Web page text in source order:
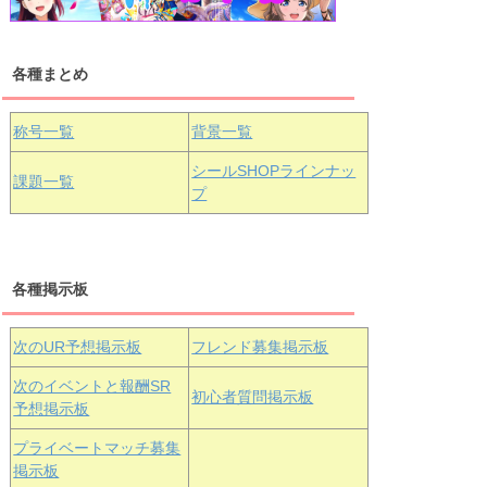
津島善子 黒澤ルビィ 国木田花丸
浦の星女学院3年生
黒澤ダイヤ
中須かすみ 天王寺璃奈 桜坂しずく
近江彼方
エマ・ヴェ
各種まとめ
称号一覧 背景一覧
課題一覧
シールSHOPラインナッ
プ
各種掲示板
次のUR予想掲示板 フレンド募集掲示板
次のイベントと報酬SR
予想掲示板
初心者質問掲示板
プライベートマッチ募集
掲示板